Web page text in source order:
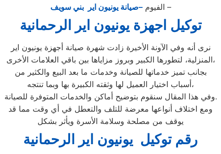
الفيوم–صيانة يونيون اير بني سويف –
توكيل اجهزة يونيون اير الرحمانية
نرى أنه وفي الآونة الأخيرة زادت شهرة صيانة أجهزة يونيون اير
المنزلية، لتطورها الكبير وبروز مزاياها بين باقي العلامات الأخرى،
بجانب تميز خدماتها للصيانة وخدمات ما بعد البيع والكثير من
أسباب اختيار العميل لها وثقته الكبيرة بها وبما تنتجه،
وفي هذا المقال سنقوم بتوضيح أماكن والخدمات المتوفرة للصيانة.
ومع اختلاف أنواعها معرضة للتلف والتعطل في أي وقت مما قد
يوقف من مصلحة وسلامة الأسرة ويأثر بشكل
رقم توكيل يونيون اير الرحمانية